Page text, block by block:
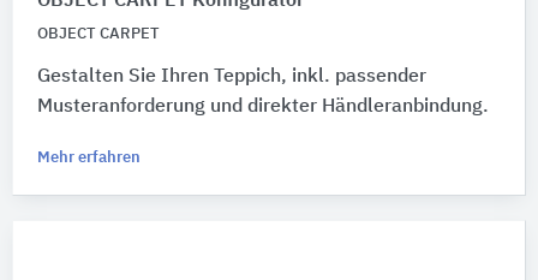
OBJECT CARPET
Gestalten Sie Ihren Teppich, inkl. passender
Musteranforderung und direkter Händleranbindung.
Mehr erfahren